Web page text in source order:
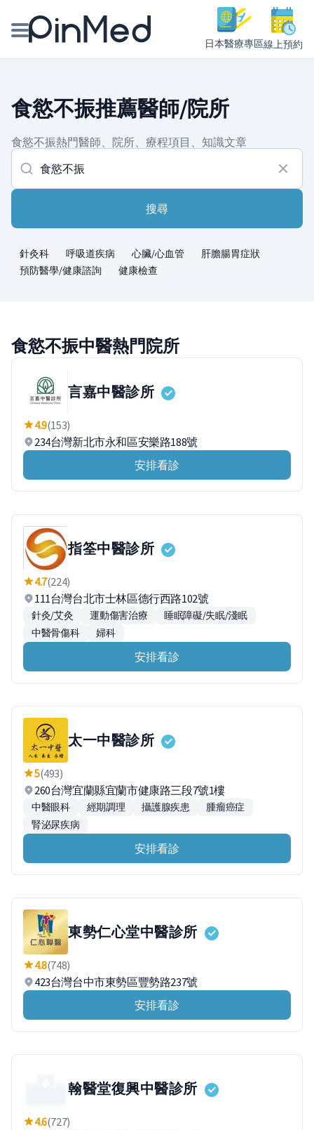
日本醫療專區線上預約
醫師專欄專訪
健康主題館
我是醫療人員
食慾不振推薦醫師/院所
食慾不振熱門醫師、院所、療程項目、知識文章
搜尋
針灸科 呼吸道疾病 心臟/心血管
肝膽腸胃症狀
預防醫學/健康諮詢
健康檢查
食慾不振中醫熱門院所
言嘉中醫診所
4.9(153)
234台灣新北市永和區安樂路188號
安排看診
指筌中醫診所
4.7(224)
111台灣台北市士林區德行西路102號
針灸/艾灸 運動傷害治療
睡眠障礙/失眠/淺眠
中醫骨傷科
婦科
安排看診
太一中醫診所
5(493)
260台灣宜蘭縣宜蘭市健康路三段7號1樓
中醫眼科 經期調理 攝護腺疾患
腫瘤癌症
腎泌尿疾病
安排看診
東勢仁心堂中醫診所
4.8(748)
423台灣台中市東勢區豐勢路237號
安排看診
翰醫堂復興中醫診所
4.6(727)